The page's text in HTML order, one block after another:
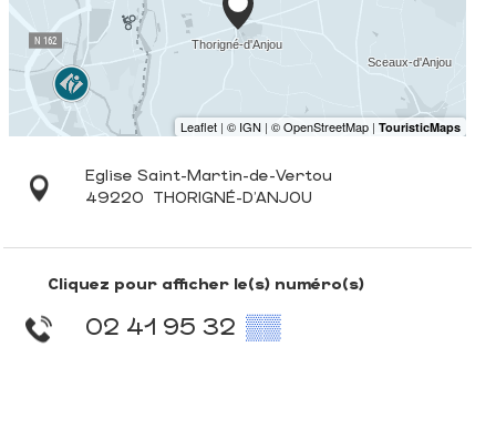
Eglise Saint-Martin-de-Vertou
49220 THORIGNÉ-D'ANJOU
Cliquez pour afficher le(s) numéro(s)
02 41 95 32 ▒▒